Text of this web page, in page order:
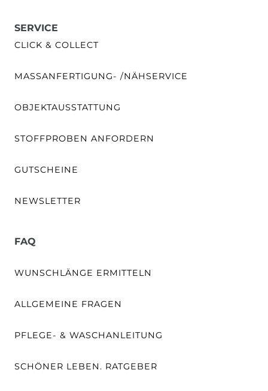
SERVICE
CLICK & COLLECT
MASSANFERTIGUNG- /NÄHSERVICE
OBJEKTAUSSTATTUNG
STOFFPROBEN ANFORDERN
GUTSCHEINE
NEWSLETTER
FAQ
WUNSCHLÄNGE ERMITTELN
ALLGEMEINE FRAGEN
PFLEGE- & WASCHANLEITUNG
SCHÖNER LEBEN. RATGEBER